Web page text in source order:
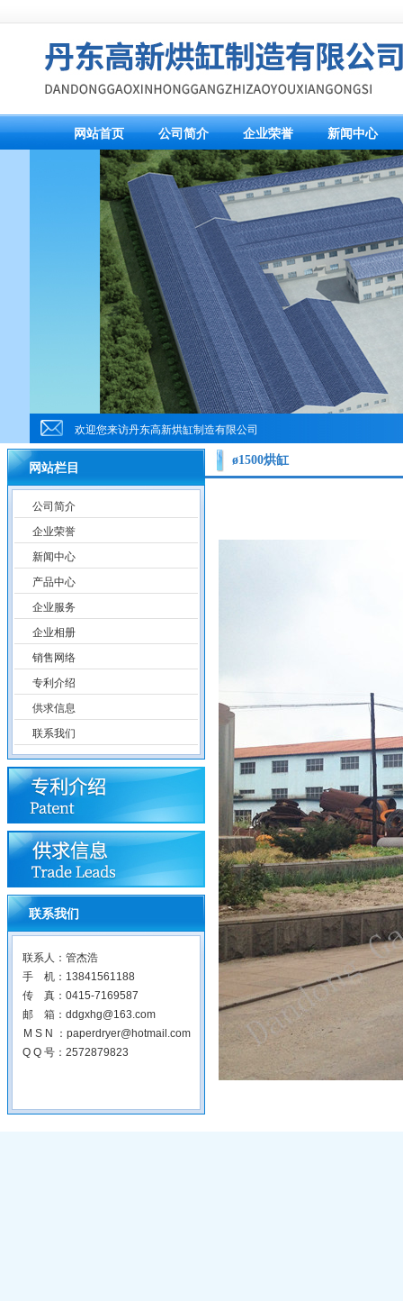
网站首页 公司简介 企业荣誉 新闻中心
欢迎您来访丹东高新烘缸制造有限公司
网站栏目
公司简介
企业荣誉
新闻中心
产品中心
企业服务
企业相册
销售网络
专利介绍
供求信息
联系我们
联系我们
联系人：管杰浩
手 机：13841561188
传 真：0415-7169587
邮 箱：ddgxhg@163.com
M S N ：paperdryer@hotmail.com
Q Q 号：2572879823
ø1500烘缸